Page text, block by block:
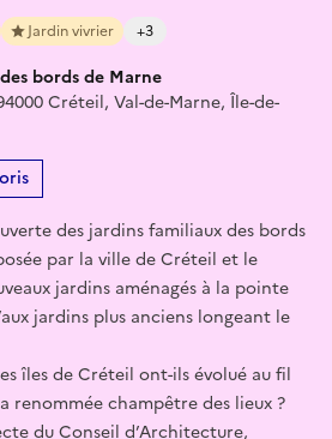
Jardin vivrier +3
bords de Marne
Créteil, Val-de-Marne, Île-de-
des jardins familiaux des bords
par la ville de Créteil et le
jardins aménagés à la pointe
jardins plus anciens longeant le
îles de Créteil ont-ils évolué au fil
renommée champêtre des lieux ?
du Conseil d’Architecture,